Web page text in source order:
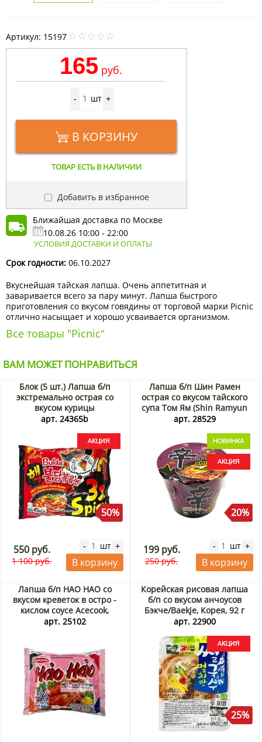
Артикул: 15197
165 руб.
- шт +
В КОРЗИНУ
ТОВАР ЕСТЬ В НАЛИЧИИ
Добавить в избранное
Ближайшая доставка по Москве
10.08.26 10:00 - 22:00
УСЛОВИЯ ДОСТАВКИ И ОПЛАТЫ
Срок годности: 06.10.2027
Вкуснейшая тайская лапша. Очень аппетитная и
заваривается всего за пару минут. Лапша быстрого
приготовления со вкусом говядины от торговой марки Picnic
отлично насыщает и хорошо усваивается организмом.
Все товары "Picnic"
ВАМ МОЖЕТ ПОНРАВИТЬСЯ
Блок (5 шт.) Лапша б/п
экстремально острая со
вкусом курицы
3хСпайси/3xSpicy Samyang,
арт. 24365b
50%
550 руб.
1 100 руб.
- шт +
В корзину
Лапша б/п Шин Рамен
острая со вкусом тайского
супа Том Ям (Shin Ramyun
Tom Yum Flavour) Nongshim,
арт. 28529
20%
199 руб.
250 руб.
- шт +
В корзину
Лапша б/п HAO HAO со
вкусом креветок в остро -
кислом соусе Acecook,
Вьетнам, 77 г
арт. 25102
Корейская рисовая лапша
б/п со вкусом анчоусов
Бэкче/Baekje, Корея, 92 г
Акция
арт. 22900
25%